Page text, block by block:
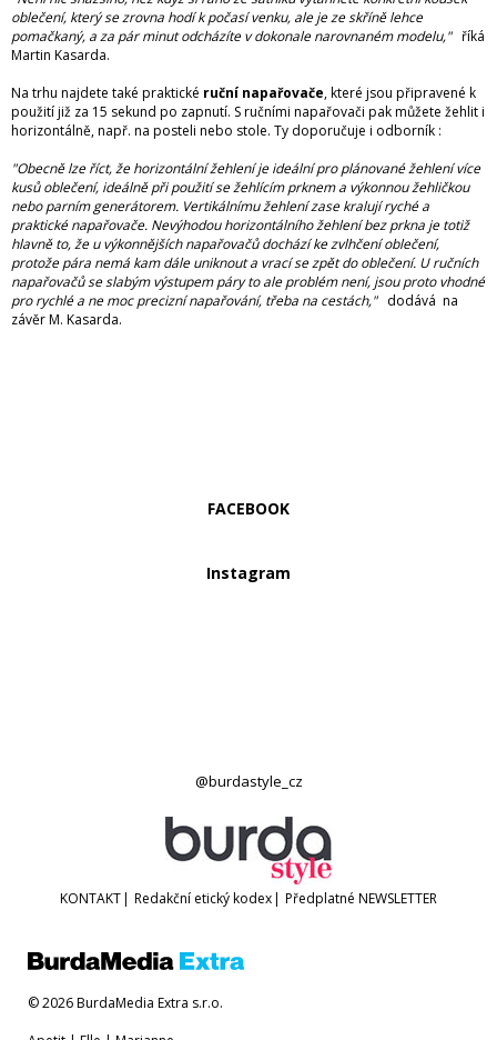
oblečení, který se zrovna hodí k počasí venku, ale je ze skříně lehce
pomačkaný, a za pár minut odcházíte v dokonale narovnaném modelu,"říká
Martin Kasarda.
Na trhu najdete také praktické ruční napařovače, které jsou připravené k
použití již za 15 sekund po zapnutí. S ručními napařovači pak můžete žehlit i
horizontálně, např. na posteli nebo stole. Ty doporučuje i odborník :
"Obecně lze říct, že horizontální žehlení je ideální pro plánované žehlení více
kusů oblečení, ideálně při použití se žehlícím prknem a výkonnou žehličkou
nebo parním generátorem. Vertikálnímu žehlení zase kralují ryché a
praktické napařovače. Nevýhodou horizontálního žehlení bez prkna je totiž
hlavně to, že u výkonnějších napařovačů dochází ke zvlhčení oblečení,
protože pára nemá kam dále uniknout a vrací se zpět do oblečení. U ručních
napařovačů se slabým výstupem páry to ale problém není, jsou proto vhodné
pro rychlé a ne moc precizní napařování, třeba na cestách," dodává na
závěr M. Kasarda.
FACEBOOK
Instagram
@burdastyle_cz
KONTAKT| Redakční etický kodex| Předplatné NEWSLETTER
© 2026 BurdaMedia Extra s.r.o.